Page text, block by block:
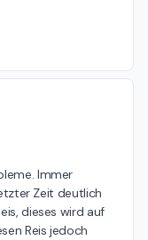
Immer
Zeit deutlich
dieses wird auf
Reis jedoch